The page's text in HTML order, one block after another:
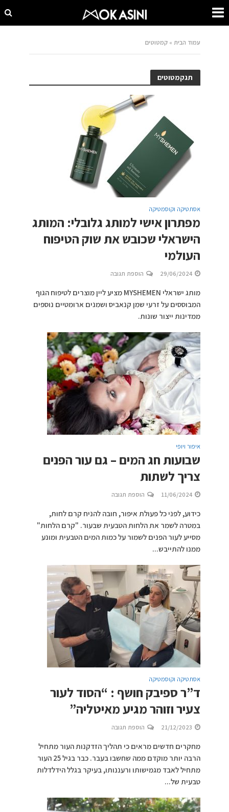
עמוד הבית »קמטוטים
תגקמטוטים
אסתטיקה וקוסמטיקה
מפתרון אישי למותג גלובלי: המותג
הישראלי שכובש את שוק הטיפוח
העולמי
29/06/2024 הוספת תגובה
מותג ישראלי MYSHEMEN מציע ליין מוצרים לטיפוח הגוף
המבוססים על זרעי שמן קנאביס ושמנים ארומטיים נוספים
ממדינות ייצור שונות.
איפור ויופי
שבועות חג המים – גם עור הפנים
צריך לשתות
11/06/2024 הוספת תגובה
כידוע, לפני כל פעולת איפור, חובה להניח קרם לחות,
במטרה לשמר את הלחות הטבעית שבעור. "קרם הלחות"
מסייע לעור הפנים לשמור על כמות המים הטבעית ומונע
ממנו להתייבש...
אסתטיקה וקוסמטיקה
ד”ר ספיבק חושף : “הסוד לעור
צעיר וזוהר מגיע מאיטליה”
21/12/2023 הוספת תגובה
מחקרים חדשים מראים כי תהליך הזדקנות העור מתחיל
הרבה יותר מוקדם ממה שחשבו בעבר. כבר בגיל 25 העור
מתחיל לאבד מגמישותו ורעננותו, בעיקר בגלל הידלדלות
טבעית של...